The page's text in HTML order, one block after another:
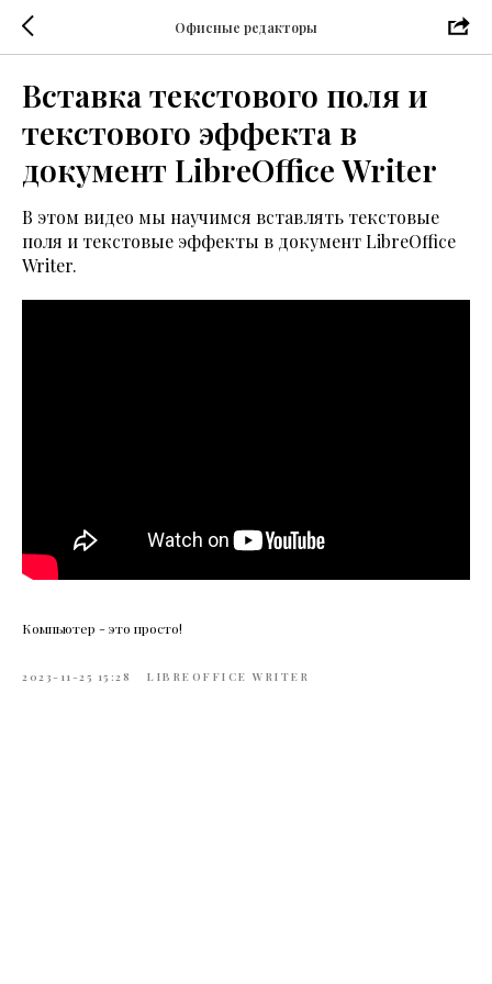
Офисные редакторы
Вставка текстового поля и
текстового эффекта в
документ LibreOffice Writer
В этом видео мы научимся вставлять текстовые
поля и текстовые эффекты в документ LibreOffice
Writer.
Компьютер - это просто!
2023-11-25 15:28 LIBREOFFICE WRITER